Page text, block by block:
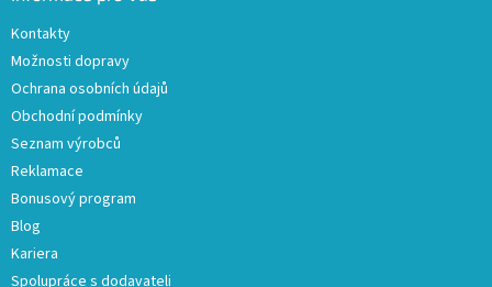
Kontakty
Možnosti dopravy
Ochrana osobních údajů
Obchodní podmínky
Seznam výrobců
Reklamace
Bonusový program
Blog
Kariera
Spolupráce s dodavateli